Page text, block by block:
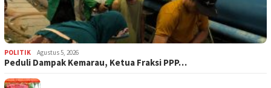
POLITIK Agustus 5, 2026
‎Peduli Dampak Kemarau, Ketua Fraksi PPP…